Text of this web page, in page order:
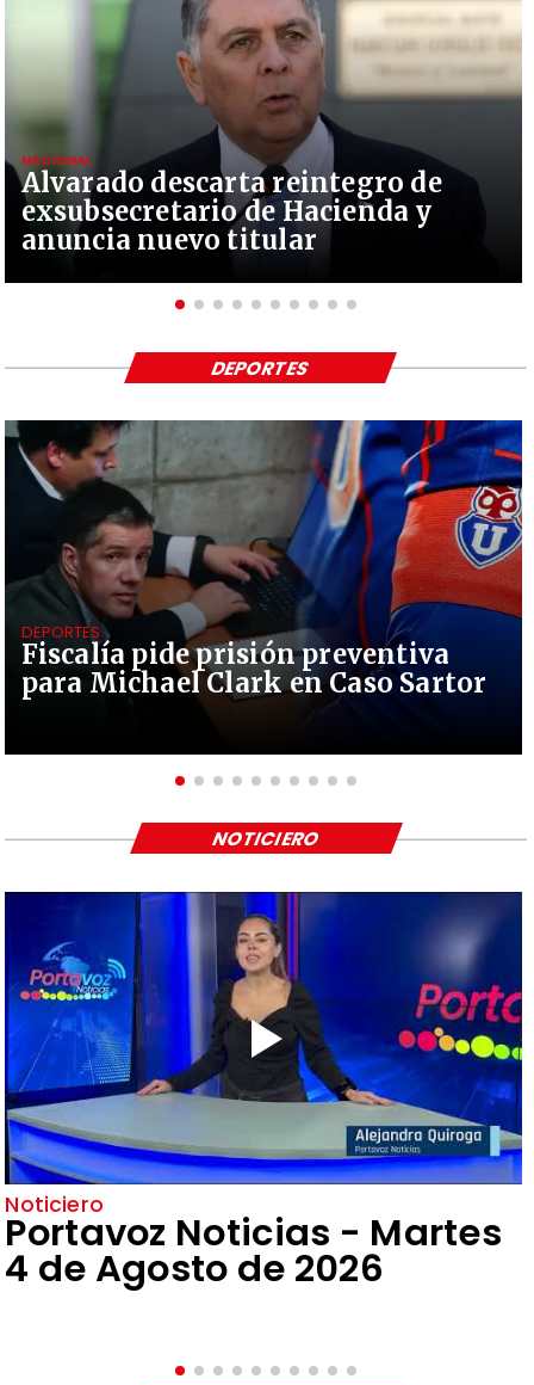
Alvarado descarta reintegro de
exsubsecretario de Hacienda y
anuncia nuevo titular
NACIONAL
Fiscalía pide prisión preventiva
para Michael Clark en Caso Sartor
DEPORTES
DEPORTES
Noticiero
Portavoz Noticias - Martes
4 de Agosto de 2026
NOTICIERO